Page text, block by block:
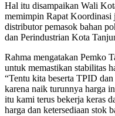
Hal itu disampaikan Wali
memimpin Rapat Koordinasi
distributor pemasok bahan
dan Perindustrian Kota
Rahma mengatakan Pemko
untuk memastikan stabilitas
“Tentu kita beserta TPID
karena naik turunnya harga
itu kami terus bekerja keras
harga dan ketersediaan stok